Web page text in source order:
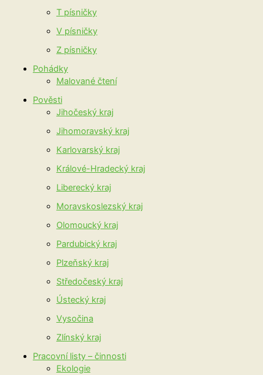
T písničky
V písničky
Z písničky
Pohádky
Malované čtení
Pověsti
Jihočeský kraj
Jihomoravský kraj
Karlovarský kraj
Králové-Hradecký kraj
Liberecký kraj
Moravskoslezský kraj
Olomoucký kraj
Pardubický kraj
Plzeňský kraj
Středočeský kraj
Ústecký kraj
Vysočina
Zlínský kraj
Pracovní listy – činnosti
Ekologie